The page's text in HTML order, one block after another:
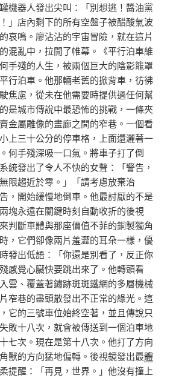
機器人發出尖叫：「別想逃！醬油黨
」店內剩下的所有空盤子被醋酸氣波
哀鳴。廖沾沾的宇宙冒險，就在這片
混亂中，拉開了帷幕。《平行泊車維
手殘的人生，被兩個巨大的陰影籠罩
行泊車。他那輛老舊的掀背車，彷彿
焦慮，從未在他需要時提供過任何幫
是城市傳說中最恐怖的挑戰，一條夾
金屬雕像的畫廊之間的窄巷。一個看
上三十公分的停車格，上面還灑著一
何手殘深吸一口氣。將車子打了倒
統發出了令人不快的女聲：「警告，
限趨近於零。」「請考慮放棄治
，開始緩慢地倒車。他最討厭的不是
塊永遠在關鍵時刻自動收折的後視
判斷車體與那座價值不菲的銅製獨角
，它們卻像兩片羞澀的耳朵一樣，優
發出低語：「你還是別看了，反正你
感覺心臟快要跳出來了。他轉頭看
雲、覆蓋著鏽跡斑斑鐵網的多層機械
窄巷的盡頭散發出不正常的綠光。這
它的三號車位始終空著，並且傳說只
敗十八次，就會被傳送到一個泊車地
七次。現在是第十八次。他打了方向
獸的方向猛地偏轉。後視鏡發出最體
提醒：「再見，世界。」他沒有撞上